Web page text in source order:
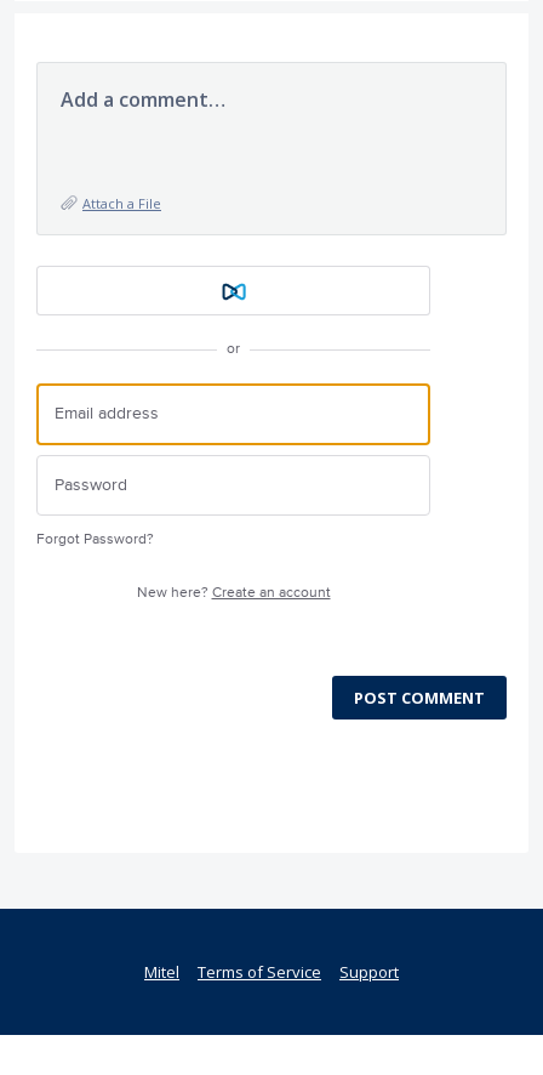
Add a comment…
Attach a File
or
Forgot Password?
New here? Create an account
POST COMMENT
Mitel Terms of Service Support